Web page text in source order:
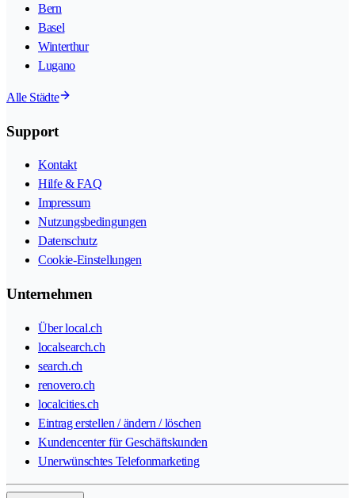
Bern
Basel
Winterthur
Lugano
Alle Städte
Support
Kontakt
Hilfe & FAQ
Impressum
Nutzungsbedingungen
Datenschutz
Cookie-Einstellungen
Unternehmen
Über local.ch
localsearch.ch
search.ch
renovero.ch
localcities.ch
Eintrag erstellen / ändern / löschen
Kundencenter für Geschäftskunden
Unerwünschtes Telefonmarketing